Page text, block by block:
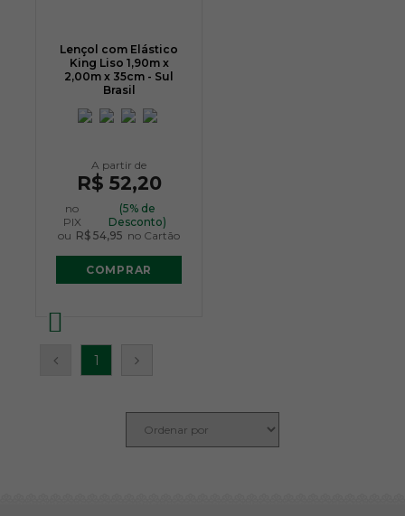
Lençol com Elástico
King Liso 1,90m x
2,00m x 35cm - Sul
Brasil
R$ 52,20
no
PIX
(5% de
Desconto)
ou R$ 54,95 no Cartão
COMPRAR
1